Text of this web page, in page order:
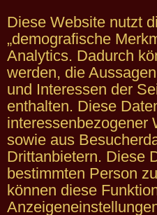
Diese Website nutzt
„demografische
Analytics. Dadurch
werden, die
und Interessen der
enthalten. Diese
interessenbezogener
sowie aus
Drittanbietern. Diese
bestimmten Person
können diese